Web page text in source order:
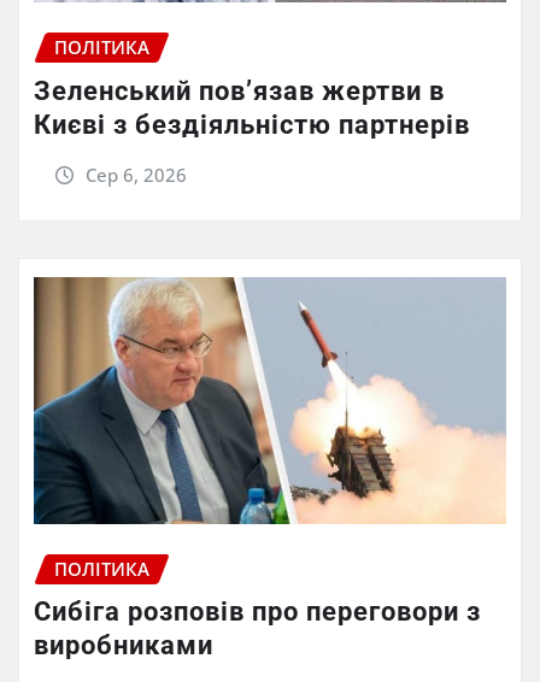
ПОЛІТИКА
Зеленський пов’язав жертви в
Києві з бездіяльністю партнерів
Сер 6, 2026
ПОЛІТИКА
Сибіга розповів про переговори з
виробниками